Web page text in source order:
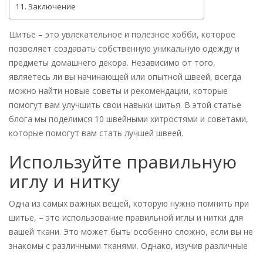
Заключение
Шитье – это увлекательное и полезное хобби, которое
позволяет создавать собственную уникальную одежду и
предметы домашнего декора. Независимо от того,
являетесь ли вы начинающей или опытной швеей, всегда
можно найти новые советы и рекомендации, которые
помогут вам улучшить свои навыки шитья. В этой статье
блога мы поделимся 10 швейными хитростями и советами,
которые помогут вам стать лучшей швеей.
Используйте правильную
иглу и нитку
Одна из самых важных вещей, которую нужно помнить при
шитье, – это использование правильной иглы и нитки для
вашей ткани. Это может быть особенно сложно, если вы не
знакомы с различными тканями. Однако, изучив различные